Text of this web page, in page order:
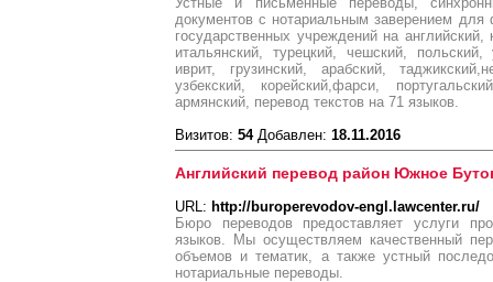
документов с нотариальным заверением для
государственных учреждений на английский,
итальянский, турецкий, чешский, польский,
иврит, грузинский, арабский,
узбекский, корейский,фарси,
армянский, перевод текстов на 71 языков.
Визитов: 54Добавлен: 18.11.2016
Английский перевод район Южное
URL: http://buroperevodov-engl.lawcenter.ru/
Бюро переводов предоставляет услуги
языков. Мы осуществляем качественный
объемов и тематик, а также устный
нотариальные переводы.